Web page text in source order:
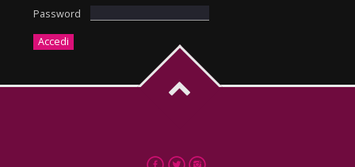
Password